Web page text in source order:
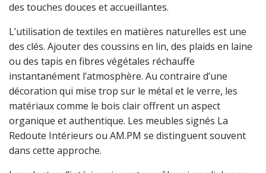
des touches douces et accueillantes.
L’utilisation de textiles en matières naturelles est une
des clés. Ajouter des coussins en lin, des plaids en laine
ou des tapis en fibres végétales réchauffe
instantanément l’atmosphère. Au contraire d’une
décoration qui mise trop sur le métal et le verre, les
matériaux comme le bois clair offrent un aspect
organique et authentique. Les meubles signés La
Redoute Intérieurs ou AM.PM se distinguent souvent
dans cette approche.